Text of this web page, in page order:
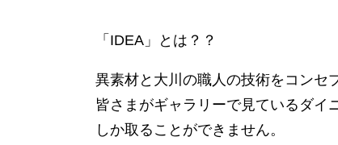
「IDEA」とは？？
異素材と大川の職人の技術をコンセ
皆さまがギャラリーで見ているダイ
しか取ることができません。